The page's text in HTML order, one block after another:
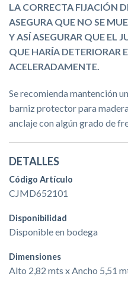
LA CORRECTA FIJACIÓN
ASEGURA QUE NO SE
Y ASÍ ASEGURAR QUE EL
QUE HARÍA DETERIORAR
ACELERADAMENTE.
Se recomienda mantención
barniz protector para
anclaje con algún grado de
DETALLES
Código Artículo
CJMD652101
Disponibilidad
Disponible en bodega
Dimensiones
Alto 2,82 mts x Ancho 5,51